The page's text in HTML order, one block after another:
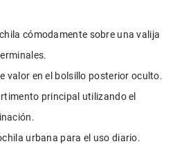
cómodamente sobre una valija
valor en el bolsillo posterior oculto.
principal utilizando el
urbana para el uso diario.